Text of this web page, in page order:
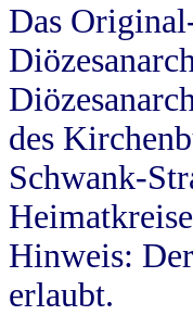
Das
des
Schwank-
Hinweis:
erlaubt.